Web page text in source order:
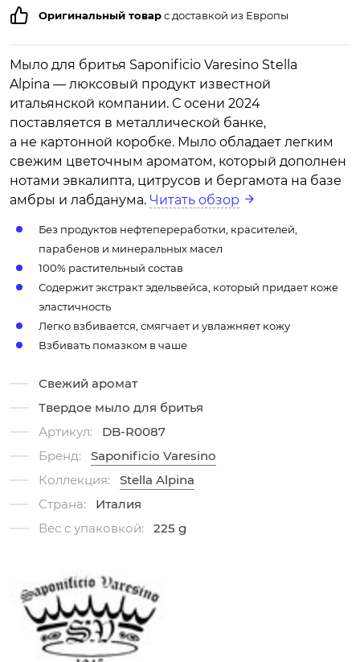
Оригинальный товарс доставкой из Европы
Мыло для бритья Saponificio Varesino Stella
Alpina — люксовый продукт известной
итальянской компании. С осени 2024
поставляется в металлической банке,
а не картонной коробке. Мыло обладает легким
свежим цветочным ароматом, который дополнен
нотами эвкалипта, цитрусов и бергамота на базе
амбры и лабданума. Читать обзор
Без продуктов нефтепереработки, красителей,
парабенов и минеральных масел
100% растительный состав
Содержит экстракт эдельвейса, который придает коже
эластичность
Легко взбивается, смягчает и увлажняет кожу
Взбивать помазком в чаше
Свежий аромат
Твердое мыло для бритья
Артикул:
DB-R0087
Бренд:
Saponificio Varesino
Коллекция:
Stella Alpina
Страна:
Италия
Вес с упаковкой:
225 g